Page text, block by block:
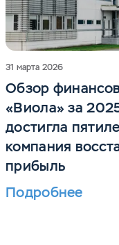
31 марта 2026
Обзор
«Виола» за
достигла
компания
прибыль
Подробнее